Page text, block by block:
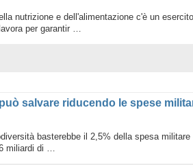
nutrizione e dell'alimentazione c'è un
per garantir …
salvare riducendo le spese
basterebbe il 2,5% della spesa militare
miliardi di …